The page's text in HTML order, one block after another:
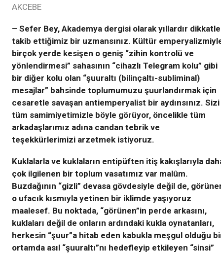
AKCEBE
– Sefer Bey, Akademya dergisi olarak yıllardır dikkatle
takib ettiğimiz bir uzmansınız. Kültür
birçok yerde kesişen o geniş “zihin kontrolü ve
yönlendirmesi” sahasının “cihazlı Telegram kolu” gibi
bir diğer kolu olan “şuuraltı (bilinçaltı-subliminal)
mesajlar” bahsinde toplumumuzu şuurlandırmak için
cesaretle savaşan antiemperyalist bir aydınsınız. Sizi
tüm samimiyetimizle böyle görüyor, öncelikle tüm
arkadaşlarımız adına candan tebrik ve
teşekkürlerimizi arzetmek istiyoruz.
Kuklalarla ve kuklaların entipüften itiş kakışlarıyla
çok ilgilenen bir toplum vasatımız var malûm.
Buzdağının “gizli” devasa gövdesiyle değil de,
o ufacık kısmıyla yetinen bir iklimde yaşıyoruz
maalesef. Bu noktada, “görünen”in perde arkasını,
kuklaları değil de onların ardındaki kukla oynatanları,
herkesin “şuur”a hitab eden kabukla meşgul olduğu
ortamda asıl “şuuraltı”nı hedefleyip etkileyen “sinsi”